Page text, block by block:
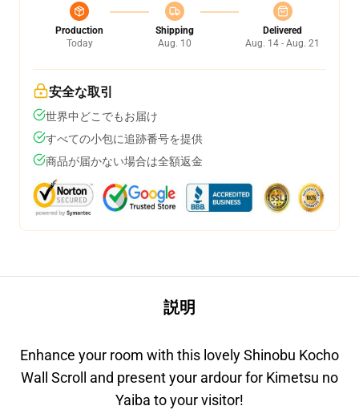
Production
Today
Shipping
Aug. 10
Delivered
Aug. 14 - Aug. 21
安全な取引
世界中どこでもお届け
すべての小包に追跡番号を提供
商品が届かない場合は全額返金
説明
Enhance your room with this lovely Shinobu Kocho
Wall Scroll and present your ardour for Kimetsu no
Yaiba to your visitor!